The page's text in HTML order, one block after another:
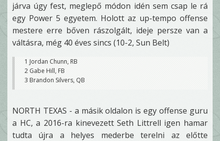
járva úgy fest, meglepő módon idén sem csap le rá
egy Power 5 egyetem. Holott az up-tempo offense
mestere erre bőven rászolgált, ideje persze van a
váltásra, még 40 éves sincs (10-2, Sun Belt)
1 Jordan Chunn, RB
2 Gabe Hill, FB
3 Brandon Silvers, QB
NORTH TEXAS - a másik oldalon is egy offense guru
a HC, a 2016-ra kinevezett Seth Littrell igen hamar
tudta újra a helyes mederbe terelni az előtte